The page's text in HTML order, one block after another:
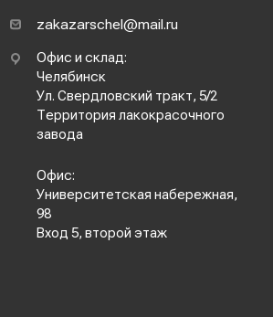
zakazarschel@mail.ru
Офис и склад:
Челябинск
Ул. Свердловский тракт, 5/2
Территория лакокрасочного
завода
Офис:
Университетская набережная,
98
Вход 5, второй этаж